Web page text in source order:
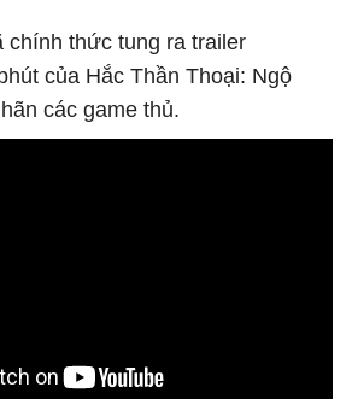
chính thức tung ra trailer
của Hắc Thần Thoại: Ngộ
các game thủ.